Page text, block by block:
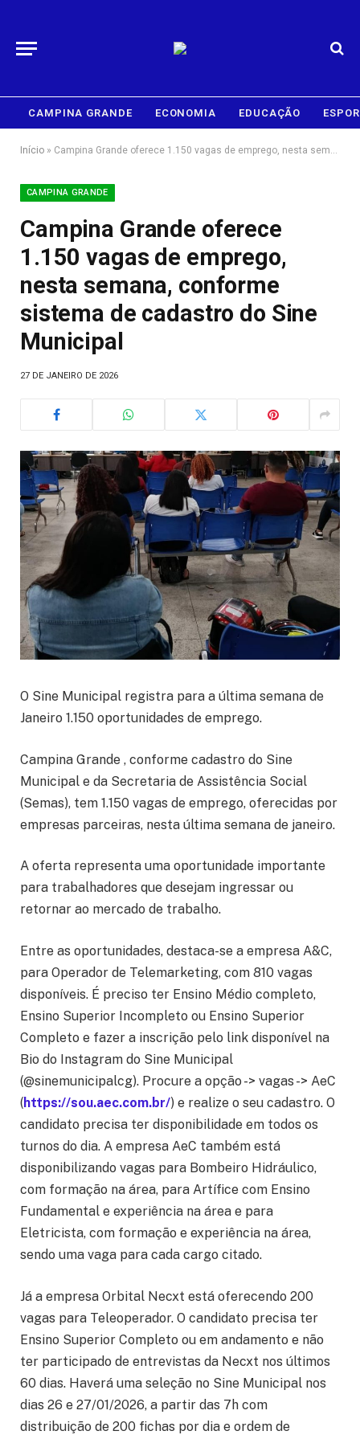
CAMPINA GRANDE ECONOMIA EDUCAÇÃO
Início » Campina Grande oferece 1.150 vagas de emprego, nesta semana, conforme sistema de cadastro do Sine Municipal
CAMPINA GRANDE
Campina Grande oferece
1.150 vagas de emprego,
nesta semana, conforme
sistema de cadastro do Sine
Municipal
27 DE JANEIRO DE 2026
O Sine Municipal registra para a última semana de
Janeiro 1.150 oportunidades de emprego.
Campina Grande , conforme cadastro do Sine
Municipal e da Secretaria de Assistência Social
(Semas), tem 1.150 vagas de emprego, oferecidas por
empresas parceiras, nesta última semana de janeiro.
A oferta representa uma oportunidade importante
para trabalhadores que desejam ingressar ou
retornar ao mercado de trabalho.
Entre as oportunidades, destaca-se a empresa A&C,
para Operador de Telemarketing, com 810 vagas
disponíveis. É preciso ter Ensino Médio completo,
Ensino Superior Incompleto ou Ensino Superior
Completo e fazer a inscrição pelo link disponível na
Bio do Instagram do Sine Municipal
(@sinemunicipalcg). Procure a opção -> vagas -> AeC
(https://sou.aec.com.br/) e realize o seu cadastro. O
candidato precisa ter disponibilidade em todos os
turnos do dia. A empresa AeC também está
disponibilizando vagas para Bombeiro Hidráulico,
com formação na área, para Artífice com Ensino
Fundamental e experiência na área e para
Eletricista, com formação e experiência na área,
sendo uma vaga para cada cargo citado.
Já a empresa Orbital Necxt está oferecendo 200
vagas para Teleoperador. O candidato precisa ter
Ensino Superior Completo ou em andamento e não
ter participado de entrevistas da Necxt nos últimos
60 dias. Haverá uma seleção no Sine Municipal nos
dias 26 e 27/01/2026, a partir das 7h com
distribuição de 200 fichas por dia e ordem de